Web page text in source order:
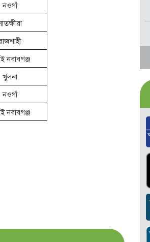
নওগাঁ
নবাবগঞ্জ
খুলনা
নওগাঁ
নবাবগঞ্জ